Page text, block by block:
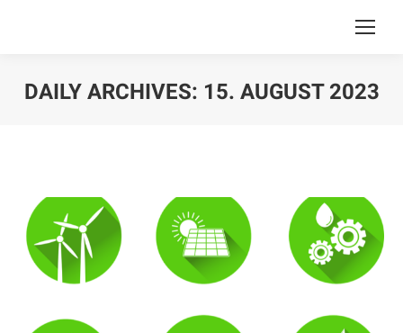
DAILY ARCHIVES: 15. AUGUST 2023